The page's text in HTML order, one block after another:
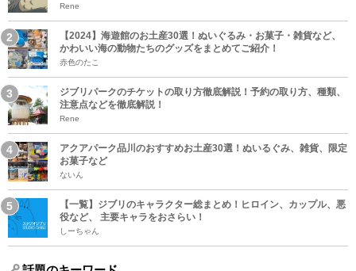
Rene
【2024】海遊館のお土産30選！ぬいぐるみ・お菓子・雑貨など、
かわいい海の動物たちのグッズをまとめてご紹介！
赤色のたこ
ジブリパークのチケットの取り方徹底解説！予約の取り方、種類、
注意点などを徹底解説！
Rene
アクアパーク品川のおすすめお土産30選！ぬいるぐみ、雑貨、限定
お菓子など
ないん
【一覧】ジブリのキャラクター総まとめ！ヒロイン、カップル、悪
役など、 主要キャラをおさらい！
しーちゃん